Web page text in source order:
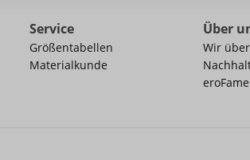
Service
Größentabellen
Materialkunde
Über
Wir
eroFame